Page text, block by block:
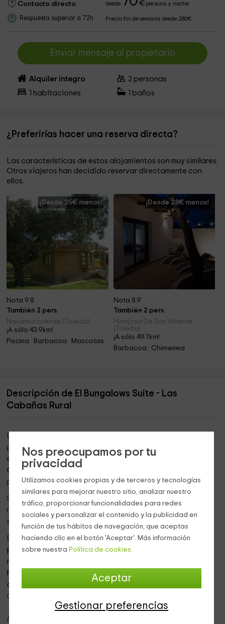
Nos preocupamos por tu
privacidad
Utilizamos cookies propias y de terceros y tecnologías
similares para mejorar nuestro sitio, analizar nuestro
tráfico, proporcionar funcionalidades para redes
sociales y personalizar el contenido y la publicidad en
función de tus hábitos de navegación, que aceptas
haciendo clic en el botón 'Aceptar'. Más información
sobre nuestra Política de cookies.
Aceptar
Gestionar preferencias
Contacto directo desde €persona y noche
Respuesta superior a 72h Precio fin de semana desde 280€
Enviar mensaje al propietario
Alquiler íntegro 2 personas
habitaciones baños
¿Preferirías hacer una reserva directa?
Las características de estos alojamientos son muy similares.
Otros viajeros han decidido reservar directamente con
ellos.
¡Desde 25€ menos!
Nota 9.8
También 2 pers.
Navamorcuende (Toledo)
¡A sólo 43.9km!
Piscina · Barbacoa · Mascotas
¡Desde 28€ menos!
Nota 8.9
También 2 pers.
Hinojosa De San Vicente
(Toledo)
¡A sólo 49.7km!
Barbacoa · Chimenea
Descripción de El Bungalows Suite - Las
Cabañas Rural
Dentro de una
paseos llenos de encanto, verde vegetación durante todo
el año,
fuentes con el mejor agua el mundo.
Chilla
pasar días de descanso.
Si lo que más deseas es desconectar por completo
ruido de la ciudad y disfrutar de naturaleza viva, éste es tu
sitio:
El Bungalow-Suite Los Cerezospara 2 adultos, amplíable
para 2 niños (con suplemento), tiene habitación de
matrimonio
habitación
bañera de hidromasaje,
chimenea
de leña, televisión, DVD, pendrive con pelis,
comedor y
A parte disponemos de